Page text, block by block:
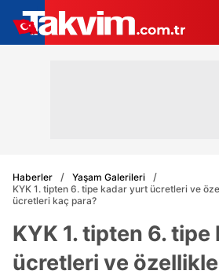
Haberler
Yaşam Galerileri
KYK 1. tipten 6. tipe kadar yurt ücretleri ve
ücretleri kaç para?
KYK 1. tipten 6.
ücretleri ve